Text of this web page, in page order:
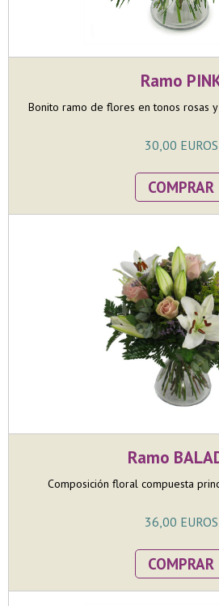
Ramo
Bonito ramo de flores en tonos rosas
30,00 EUROS
COMPRAR
Ramo
Composición floral compuesta
36,00 EUROS
COMPRAR